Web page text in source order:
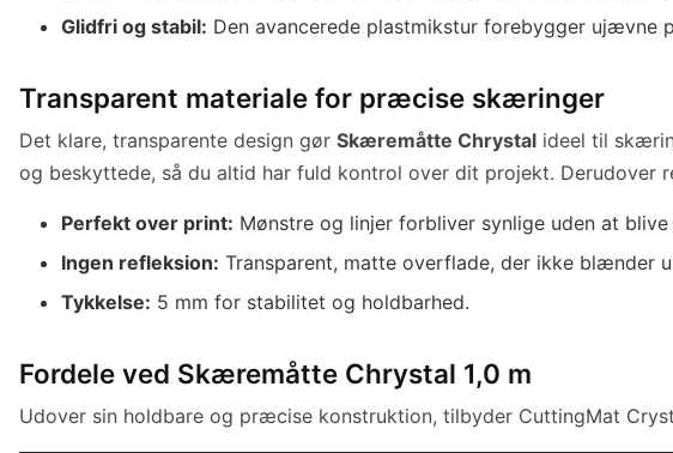
Glidfri og stabil: Den avancerede plastmikstur forebygger ujævne
Transparent materiale for præcise skæringer
Det klare, transparente design gør Skæremåtte Chrystal ideel til
og beskyttede, så du altid har fuld kontrol over dit projekt. Derudover
Perfekt over print: Mønstre og linjer forbliver synlige uden at blive
Ingen refleksion: Transparent, matte overflade, der ikke blænder
Tykkelse: 5 mm for stabilitet og holdbarhed.
Fordele ved Skæremåtte Chrystal 1,0 m
Udover sin holdbare og præcise konstruktion, tilbyder CuttingMat